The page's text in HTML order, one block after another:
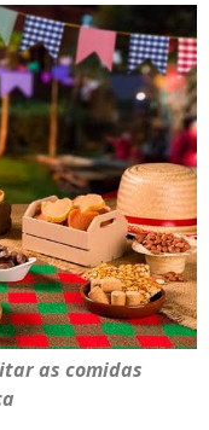
as comidas